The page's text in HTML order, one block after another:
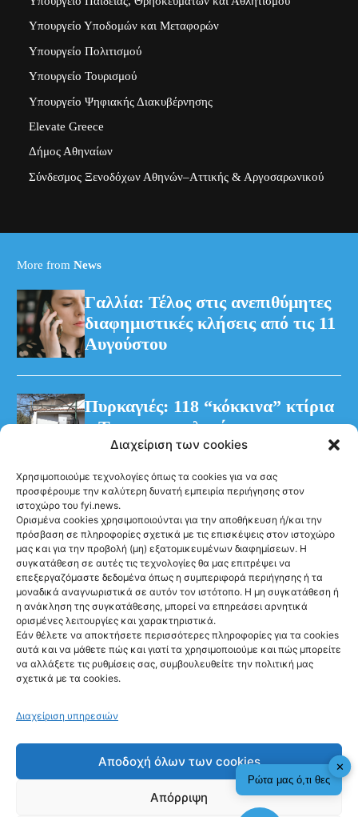
Διαχείριση των cookies
Χρησιμοποιούμε τεχνολογίες όπως τα cookies για να σας
προσφέρουμε την καλύτερη δυνατή εμπειρία περιήγησης στον
ιστοχώρο του fyi.news.
Ορισμένα cookies χρησιμοποιούνται για την αποθήκευση ή/και την
πρόσβαση σε πληροφορίες σχετικά με τις επισκέψεις στον ιστοχώρο
μας και για την προβολή (μη) εξατομικευμένων διαφημίσεων. Η
συγκατάθεση σε αυτές τις τεχνολογίες θα μας επιτρέψει να
επεξεργαζόμαστε δεδομένα όπως η συμπεριφορά περιήγησης ή τα
μοναδικά αναγνωριστικά σε αυτόν τον ιστότοπο. Η μη συγκατάθεση ή
η ανάκληση της συγκατάθεσης, μπορεί να επηρεάσει αρνητικά
ορισμένες λειτουργίες και χαρακτηριστικά.
Εάν θέλετε να αποκτήσετε περισσότερες πληροφορίες για τα cookies
αυτά και να μάθετε πώς και γιατί τα χρησιμοποιούμε και πώς μπορείτε
να αλλάξετε τις ρυθμίσεις σας, συμβουλευθείτε την πολιτική μας
σχετικά με τα cookies.
Διαχείριση υπηρεσιών
Αποδοχή όλων των cookies
Απόρριψη
Υπουργείο Υποδομών και Μεταφορών
Υπουργείο Πολιτισμού
Υπουργείο Τουρισμού
Υπουργείο Ψηφιακής Διακυβέρνησης
Elevate Greece
Δήμος Αθηναίων
Σύνδεσμος Ξενοδόχων Αθηνών–Αττικής & Αργοσαρωνικού
More from News
Γαλλία: Τέλος στις ανεπιθύμητες
διαφημιστικές κλήσεις από τις 11
Αυγούστου
Πυρκαγιές: 118 “κόκκινα” κτίρια
– Τρεις προφυλακίσεις για τη
φωτιά στη Βοιωτία
Ακολούθησέ μας
Newsletter
✕
Ρώτα μας ό,τι θες